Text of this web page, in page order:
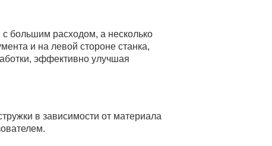
большим расходом, а несколько
и на левой стороне станка,
эффективно улучшая
в зависимости от материала